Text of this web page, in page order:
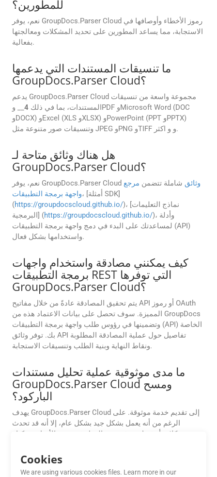
للمطورين؟
نعم، يوفر GroupDocs.Parser Cloud رموز الأخطاء وأوصافها في
الاستجابة، مما يساعد المطورين على تحديد المشكلات ومعالجتها
بفعالية.
ما تنسيقات المستندات التي يدعمها
GroupDocs.Parser Cloud؟
يدعم GroupDocs.Parser Cloud مجموعة واسعة من تنسيقات
المستندات، بما في ذلك 4 __ وPDF وMicrosoft Word (DOC
وDOCX) وExcel (XLS وXLSX) وPowerPoint (PPT وPPTX)
وتنسيقات صور متنوعة مثل JPEG وPNG وTIFF و و اكثر.
هل هناك وثائق متاحة لـ
GroupDocs.Parser Cloud؟
نعم، يوفر GroupDocs.Parser Cloud وثائق شاملة تتضمن مرجع
واجهة برمجة التطبيقات، [أمثلة SDK]
(https://groupdocscloud.github.io/)، [نماذج التعليمات
البرمجية] (https://groupdocscloud.github.io/)، وأدلة
لمساعدتك على البدء في دمج واجهة برمجة التطبيقات (API)
واستخدامها بشكل فعال.
كيف يمكنني مصادقة واستخدام واجهات
برمجة التطبيقات REST التي توفرها
GroupDocs.Parser Cloud؟
يتم تحقيق المصادقة عادةً من خلال مفاتيح API أو رموز OAuth
المميزة. سوف تحصل على بيانات الاعتماد هذه من GroupDocs
وتضمينها في رؤوس طلب واجهة برمجة التطبيقات (API) الخاصة
بك. توفر وثائق API تفاصيل حول عملية المصادقة المطلوبة
ونقاط النهاية وبنية الطلب وتنسيقات الاستجابة.
ما مدى موثوقية عملية تحليل مستندات
GroupDocs.Parser Cloud ومسح
الباركود؟
يهدف GroupDocs.Parser Cloud إلى تقديم خدمة موثوقة. على
الرغم من أنه يعمل بشكل جيد بشكل عام، إلا أنه قد تحدث
مشكلات أو فترات توقف عن العمل في بعض الأحيان. يمكنك
الخاص بهم للحصول على معلومات حول موثوقية الخدمة ووقت
التشغيل.
Cookies
We are using various cookies files. Learn more in our